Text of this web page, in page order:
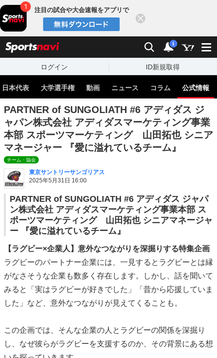
注目の試合や大会速報をアプリで
検索 通知
i
ログイン ID新規取得
日本代表 大学選手権 動画 ニュース コラム 公式情報
PARTNER of SUNGOLIATH #6 アディダス ジ
ャパン株式会社 アディダスマーケティング事業
本部 スポーツマーケティング 山田拓也 シニア
マネージャー 『愛に溢れているチーム』
チーム・協会
東京サントリーサンゴリアス
2025年5月31日 16:00
PARTNER of SUNGOLIATH #6 アディダス ジャパ
ン株式会社 アディダスマーケティング事業本部 ス
ポーツマーケティング 山田拓也 シニアマネージャ
ー 『愛に溢れているチーム』
【ラグビー×企業人】意外なつながりを深掘りする特集企画
ラグビーのパートナー企業には、一見するとラグビーとは縁
がなさそうな企業も数多く存在します。しかし、話を聞いて
みると「実はラグビーが好きでした」「昔から応援していま
した」など、意外なつながりが見えてくることも。
この企画では、そんな企業の人とラグビーの関係を深掘り
し、なぜ彼らがラグビーを支援するのか、その背景にある想